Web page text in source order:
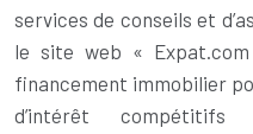
services de conseils et
le site web «
financement immobilier
d’intérêt